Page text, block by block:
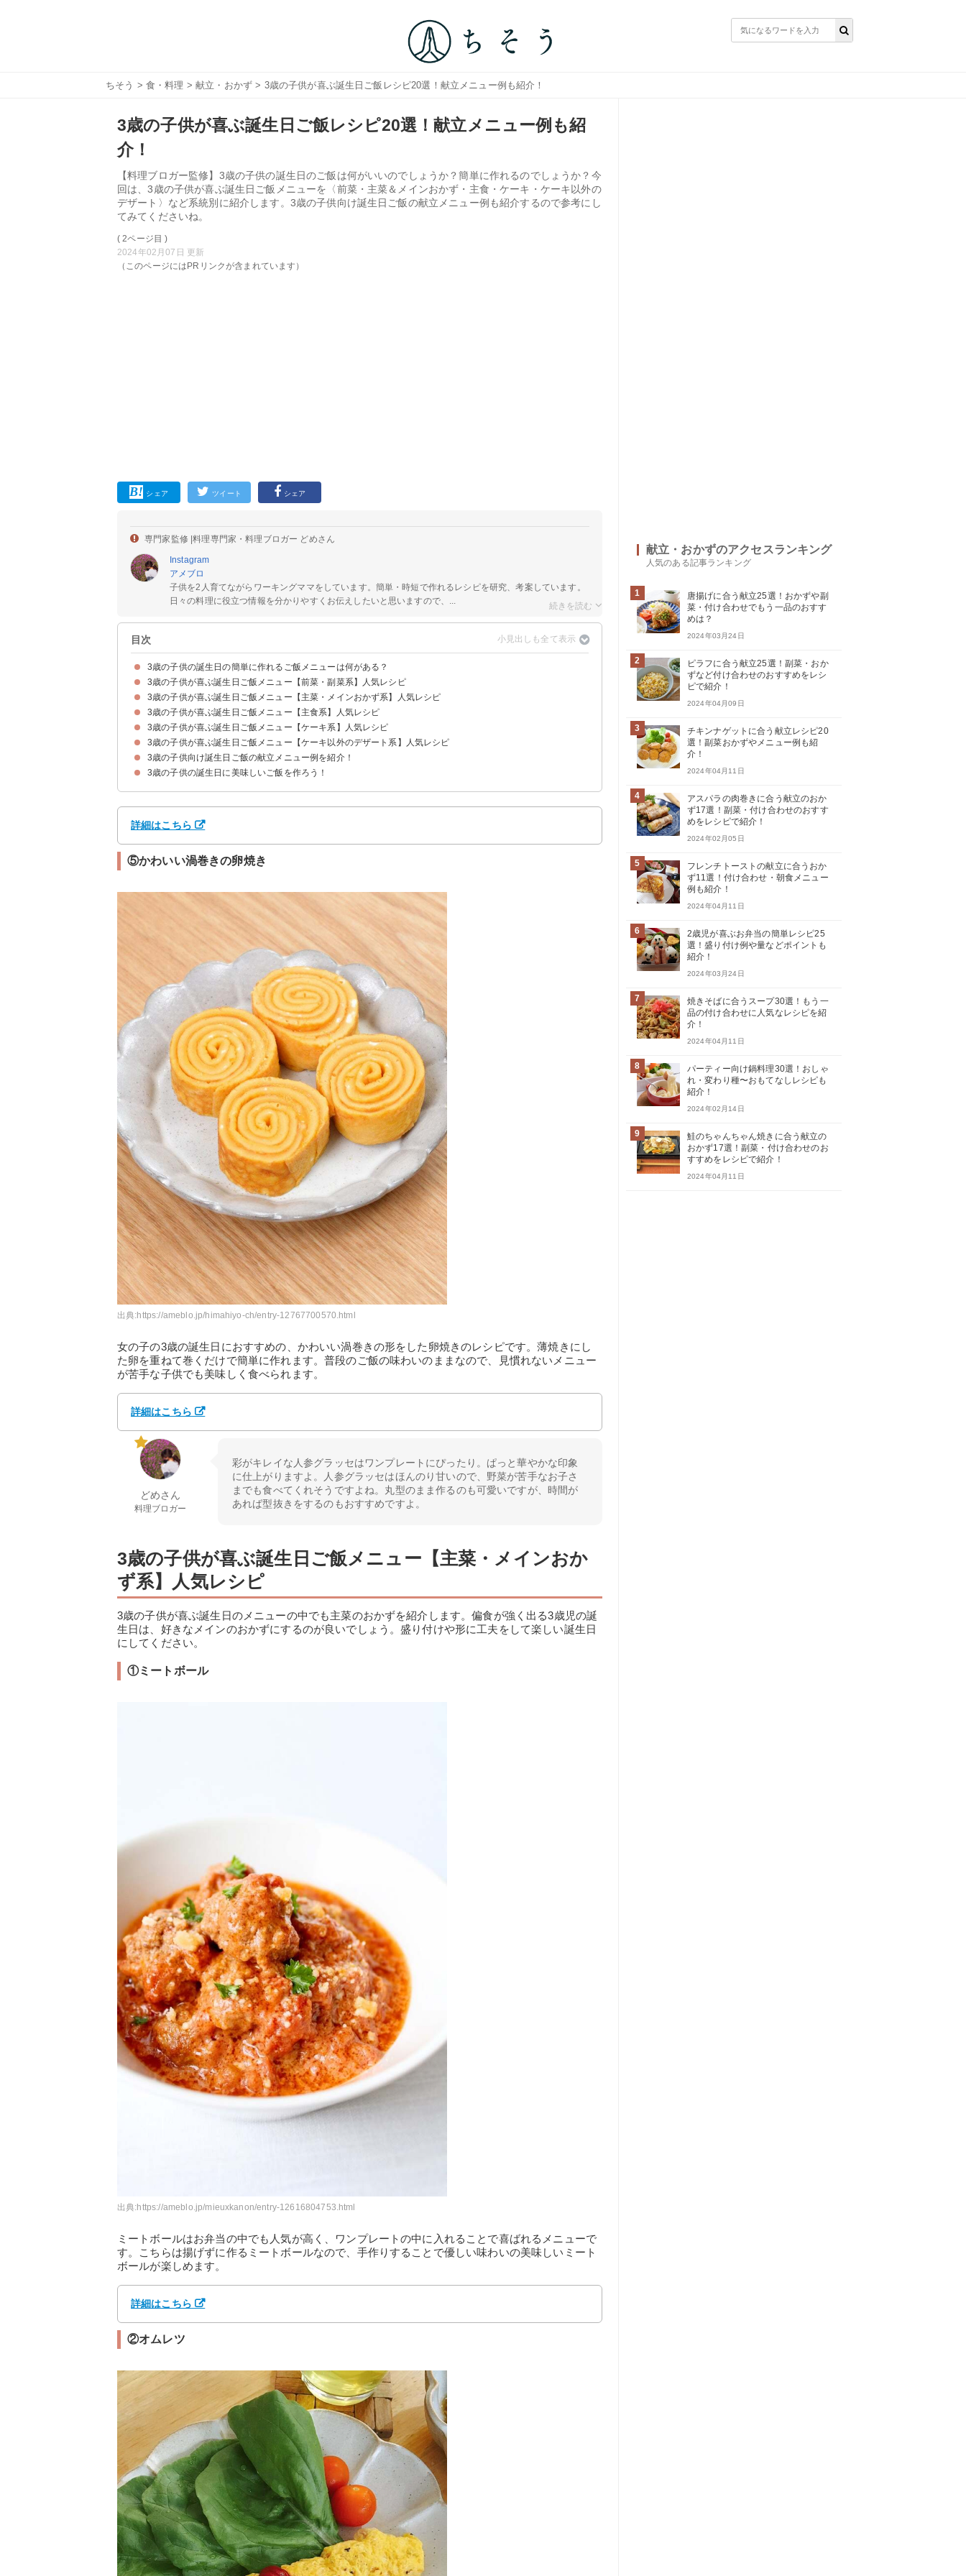
ちそう > 食・料理 >献立・おかず > 3歳の子供が喜ぶ誕生日ご飯レシピ20選！献立メニュー例も紹介！
3歳の子供が喜ぶ誕生日ご飯レシピ20選！献立メニュー例も紹
介！
【料理ブロガー監修】3歳の子供の誕生日のご飯は何がいいのでしょうか？簡単に作れるのでしょうか？今
回は、3歳の子供が喜ぶ誕生日ご飯メニューを〈前菜・主菜＆メインおかず・主食・ケーキ・ケーキ以外の
デザート〉など系統別に紹介します。3歳の子供向け誕生日ご飯の献立メニュー例も紹介するので参考にし
てみてくださいね。
( 2ページ目 )
2024年02月07日 更新
（このページにはPRリンクが含まれています）
シェア ツイート シェア
専門家監修 |料理専門家・料理ブロガー どめさん
Instagram
アメブロ
子供を2人育てながらワーキングママをしています。簡単・時短で作れるレシピを研究、考案しています。
日々の料理に役立つ情報を分かりやすくお伝えしたいと思いますので、...
目次
3歳の子供の誕生日の簡単に作れるご飯メニューは何がある？
3歳の子供が喜ぶ誕生日ご飯メニュー【前菜・副菜系】人気レシピ
①とうもろこしとじゃがいものサラダ
②人参グラッセ
③フライドポテト
④アボカドとエビのサラダ
⑤かわいい渦巻きの卵焼き
3歳の子供が喜ぶ誕生日ご飯メニュー【主菜・メインおかず系】人気レシピ
①ミートボール
②オムレツ
③ハンバーグ
④チキンナゲット
3歳の子供が喜ぶ誕生日ご飯メニュー【主食系】人気レシピ
①アンパンマンオムライス
②カラフルなおにぎり
③ミニホットドッグ
④いちごたっぷりサンドイッチ
3歳の子供が喜ぶ誕生日ご飯メニュー【ケーキ系】人気レシピ
①市販のお菓子で作るトーマスのケーキ
②甘栗で作るモンブラン
③レアチーズケーキ
④ミニロールケーキ
3歳の子供が喜ぶ誕生日ご飯メニュー【ケーキ以外のデザート系】人気レシピ
①フルーツポンチ
②イチゴのサンデー
③ミニクレープ
3歳の子供向け誕生日ご飯の献立メニュー例を紹介！
献立メニュー例①〜応用の効きやすい簡単バースデープレート〜
献立メニュー例②〜トトロが好きな子供におすすめ〜
献立メニュー例③〜パーティーに使えるアンパンマンのお子様ランチ〜
3歳の子供の誕生日に美味しいご飯を作ろう！
詳細はこちら
⑤かわいい渦巻きの卵焼き
出典:https://ameblo.jp/himahiyo-ch/entry-12767700570.html
女の子の3歳の誕生日におすすめの、かわいい渦巻きの形をした卵焼きのレシピです。薄焼きにし
た卵を重ねて巻くだけで簡単に作れます。普段のご飯の味わいのままなので、見慣れないメニュー
が苦手な子供でも美味しく食べられます。
詳細はこちら
どめさん
料理ブロガー
彩がキレイな人参グラッセはワンプレートにぴったり。ぱっと華やかな印象
に仕上がりますよ。人参グラッセはほんのり甘いので、野菜が苦手なお子さ
までも食べてくれそうですよね。丸型のまま作るのも可愛いですが、時間が
あれば型抜きをするのもおすすめですよ。
3歳の子供が喜ぶ誕生日ご飯メニュー【主菜・メインおか
ず系】人気レシピ
3歳の子供が喜ぶ誕生日のメニューの中でも主菜のおかずを紹介します。偏食が強く出る3歳児の誕
生日は、好きなメインのおかずにするのが良いでしょう。盛り付けや形に工夫をして楽しい誕生日
にしてください。
①ミートボール
出典:https://ameblo.jp/mieuxkanon/entry-12616804753.html
ミートボールはお弁当の中でも人気が高く、ワンプレートの中に入れることで喜ばれるメニューで
す。こちらは揚げずに作るミートボールなので、手作りすることで優しい味わいの美味しいミート
ボールが楽しめます。
詳細はこちら
②オムレツ
献立・おかずのアクセスランキング
人気のある記事ランキング
1
唐揚げに合う献立25選！おかずや副
菜・付け合わせでもう一品のおすす
めは？
2024年03月24日
2
ピラフに合う献立25選！副菜・おか
ずなど付け合わせのおすすめをレシ
ピで紹介！
2024年04月09日
3
チキンナゲットに合う献立レシピ20
選！副菜おかずやメニュー例も紹
介！
2024年04月11日
4
アスパラの肉巻きに合う献立のおか
ず17選！副菜・付け合わせのおすす
めをレシピで紹介！
2024年02月05日
5
フレンチトーストの献立に合うおか
ず11選！付け合わせ・朝食メニュー
例も紹介！
2024年04月11日
6
2歳児が喜ぶお弁当の簡単レシピ25
選！盛り付け例や量などポイントも
紹介！
2024年03月24日
7
焼きそばに合うスープ30選！もう一
品の付け合わせに人気なレシピを紹
介！
2024年04月11日
8
パーティー向け鍋料理30選！おしゃ
れ・変わり種〜おもてなしレシピも
紹介！
2024年02月14日
9
鮭のちゃんちゃん焼きに合う献立の
おかず17選！副菜・付け合わせのお
すすめをレシピで紹介！
2024年04月11日